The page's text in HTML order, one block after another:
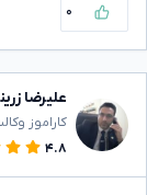
۰
علیرضا
کاراموز
۴.۸